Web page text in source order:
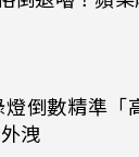
倒數精準「
洩